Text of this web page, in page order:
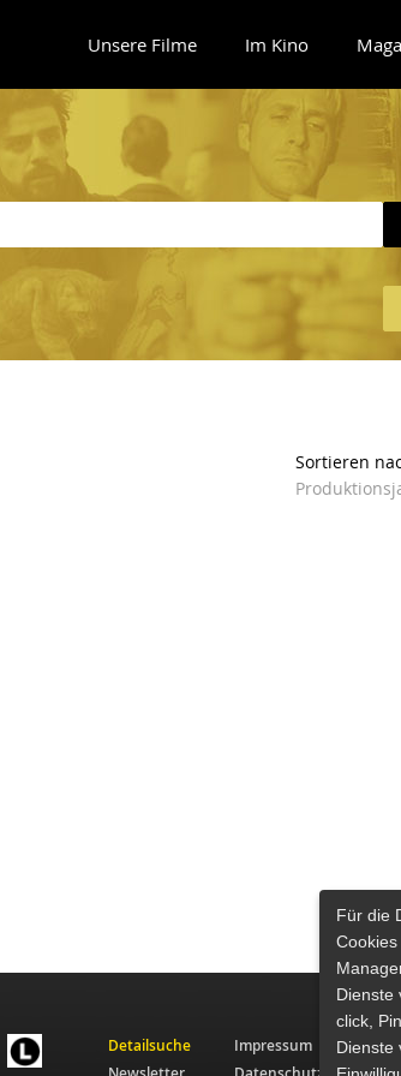
Unsere Filme Im Kino
Sortieren
Detailsuche
Impressum
Für die
Dienste
click,
Dienste